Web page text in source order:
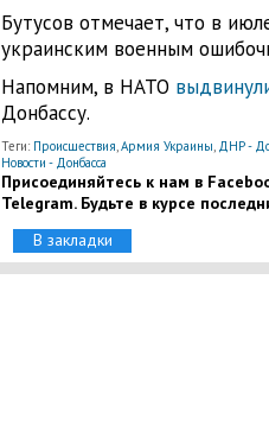
Бутусов отмечает, что в
украинским военным
Напомним, в НАТО
Донбассу.
Теги: Происшествия,Армия Украины, ДНР -
Новости - Донбасса
Присоединяйтесь к нам в
Telegram. Будьте в курсе
В закладки